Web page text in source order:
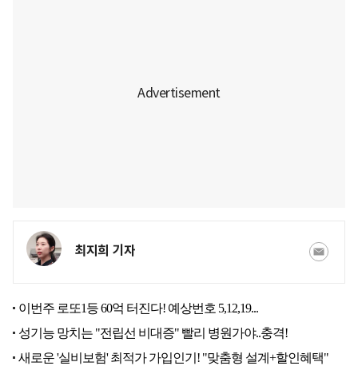
최지희 기자